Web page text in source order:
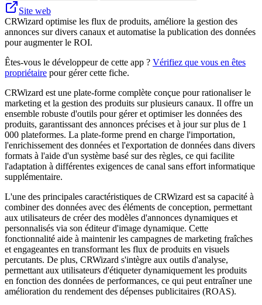
Site web
CRWizard optimise les flux de produits, améliore la gestion des
annonces sur divers canaux et automatise la publication des données
pour augmenter le ROI.
Êtes-vous le développeur de cette app ? Vérifiez que vous en êtes
propriétaire pour gérer cette fiche.
CRWizard est une plate-forme complète conçue pour rationaliser le
marketing et la gestion des produits sur plusieurs canaux. Il offre un
ensemble robuste d'outils pour gérer et optimiser les données des
produits, garantissant des annonces précises et à jour sur plus de 1
000 plateformes. La plate-forme prend en charge l'importation,
l'enrichissement des données et l'exportation de données dans divers
formats à l'aide d'un système basé sur des règles, ce qui facilite
l'adaptation à différentes exigences de canal sans effort informatique
supplémentaire.
L'une des principales caractéristiques de CRWizard est sa capacité à
combiner des données avec des éléments de conception, permettant
aux utilisateurs de créer des modèles d'annonces dynamiques et
personnalisés via son éditeur d'image dynamique. Cette
fonctionnalité aide à maintenir les campagnes de marketing fraîches
et engageantes en transformant les flux de produits en visuels
percutants. De plus, CRWizard s'intègre aux outils d'analyse,
permettant aux utilisateurs d'étiqueter dynamiquement les produits
en fonction des données de performances, ce qui peut entraîner une
amélioration du rendement des dépenses publicitaires (ROAS).